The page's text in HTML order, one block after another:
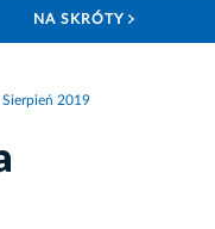
NA SKRÓTY
Sierpień 2019